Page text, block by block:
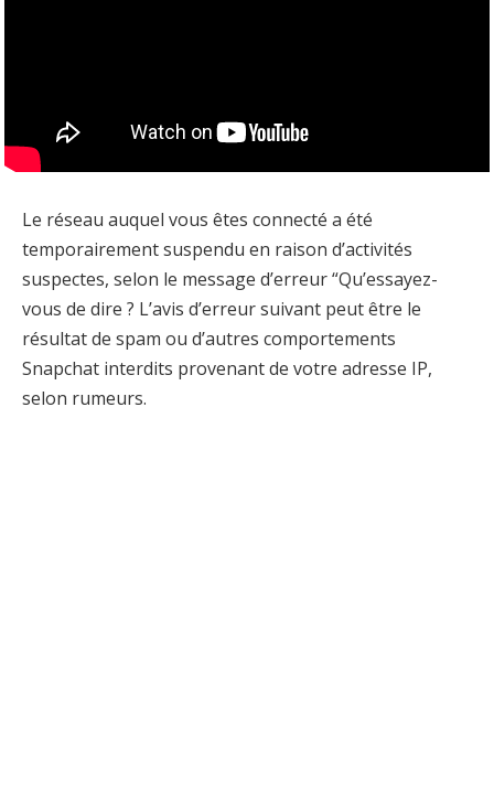
Le réseau auquel vous êtes connecté a été
temporairement suspendu en raison d’activités
suspectes, selon le message d’erreur “Qu’essayez-
vous de dire ? L’avis d’erreur suivant peut être le
résultat de spam ou d’autres comportements
Snapchat interdits provenant de votre adresse IP,
selon rumeurs.